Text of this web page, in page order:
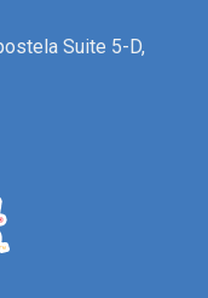
Suite 5-D,